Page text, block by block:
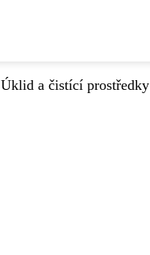
Úklid a čistící prostředky